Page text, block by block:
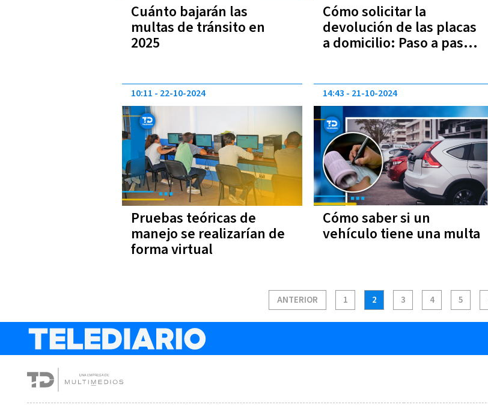
Cuánto bajarán las
multas de tránsito en
2025
Cómo solicitar la
devolución de las placas
a domicilio: Paso a paso |
Pruebas teóricas de
manejo se realizarían de
forma virtual
10:11 22-10-2024
Cómo saber si un
vehículo tiene una multa
14:43 21-10-2024
ANTERIOR 1 2 3 4 5